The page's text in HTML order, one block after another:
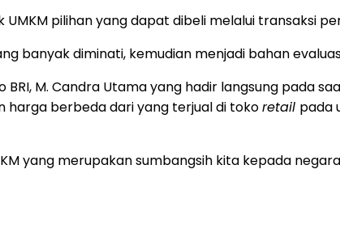
pilihan yang dapat dibeli melalui transaksi
banyak diminati, kemudian menjadi bahan
BRI, M. Candra Utama yang hadir langsung pada
harga berbeda dari yang terjual di tokoretail pada
yang merupakan sumbangsih kita kepada